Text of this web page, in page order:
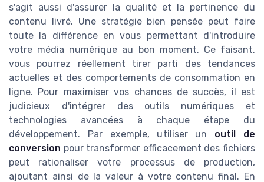
s'agit aussi d'assurer la qualité et la pertinence du
contenu livré. Une stratégie bien pensée peut faire
toute la différence en vous permettant d'introduire
votre média numérique au bon moment. Ce faisant,
vous pourrez réellement tirer parti des tendances
actuelles et des comportements de consommation en
ligne. Pour maximiser vos chances de succès, il est
judicieux d'intégrer des outils numériques et
technologies avancées à chaque étape du
développement. Par exemple, utiliser un outil de
conversion pour transformer efficacement des fichiers
peut rationaliser votre processus de production,
ajoutant ainsi de la valeur à votre contenu final. En